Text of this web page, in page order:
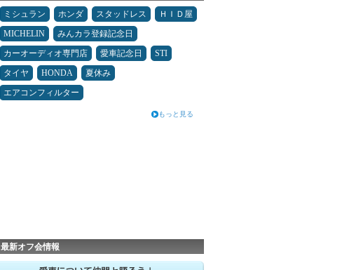
ミシュラン ホンダ スタッドレス
ＨＩＤ屋
MICHELIN
みんカラ登録記念日
カーオーディオ専門店
愛車記念日
STI
タイヤ
HONDA
夏休み
エアコンフィルター
もっと見る
最新オフ会情報